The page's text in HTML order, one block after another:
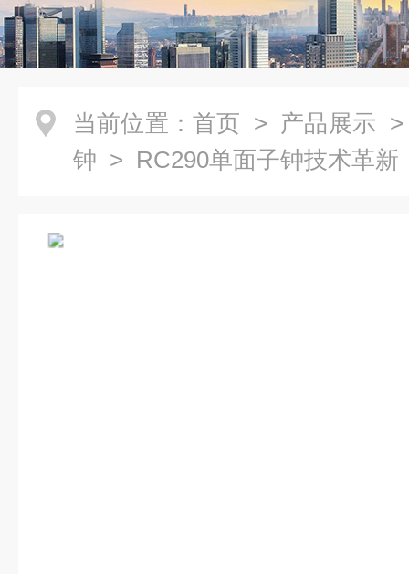
当前位置： 首页 > 产品展示
钟 > RC290单面子钟技术革新